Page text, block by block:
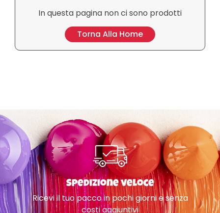
In questa pagina non ci sono prodotti
Torna Alla Home
Spedizione veloce
Ricevi il tuo pacco in pochi giorni e senza
costi aggiuntivi